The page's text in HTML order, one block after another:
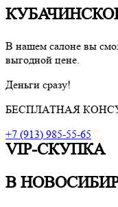
В нашем салоне вы
выгодной цене.
Деньги сразу!
БЕСПЛАТНАЯ
+7 (913) 985-55-65
VIP-СКУПКА
В